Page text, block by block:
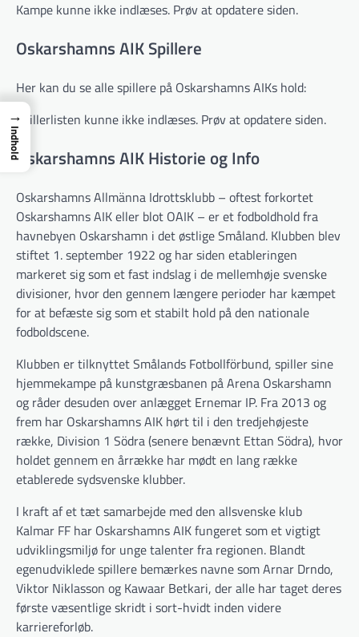
Kampe kunne ikke indlæses. Prøv at opdatere siden.
Oskarshamns AIK Spillere
Her kan du se alle spillere på Oskarshamns AIKs hold:
Spillerlisten kunne ikke indlæses. Prøv at opdatere siden.
Oskarshamns AIK Historie og Info
Oskarshamns Allmänna Idrottsklubb – oftest forkortet
Oskarshamns AIK eller blot OAIK – er et fodboldhold fra
havnebyen Oskarshamn i det østlige Småland. Klubben blev
stiftet 1. september 1922 og har siden etableringen
markeret sig som et fast indslag i de mellemhøje svenske
divisioner, hvor den gennem længere perioder har kæmpet
for at befæste sig som et stabilt hold på den nationale
fodboldscene.
Klubben er tilknyttet Smålands Fotbollförbund, spiller sine
hjemmekampe på kunstgræsbanen på Arena Oskarshamn
og råder desuden over anlægget Ernemar IP. Fra 2013 og
frem har Oskarshamns AIK hørt til i den tredje­højeste
række, Division 1 Södra (senere benævnt Ettan Södra), hvor
holdet gennem en årrække har mødt en lang række
etablerede sydsvenske klubber.
I kraft af et tæt samarbejde med den allsvenske klub
Kalmar FF har Oskarshamns AIK fungeret som et vigtigt
udviklingsmiljø for unge talenter fra regionen. Blandt
egenudviklede spillere bemærkes navne som Arnar Drndo,
Viktor Niklasson og Kawaar Betkari, der alle har taget deres
første væsentlige skridt i sort-hvidt inden videre
karriereforløb.
→
Indhold